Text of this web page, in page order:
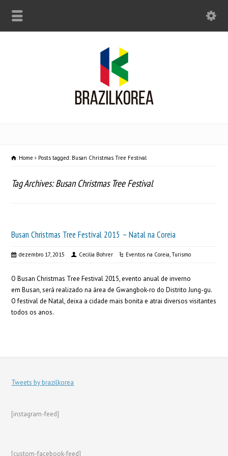
Home Posts tagged: Busan Christmas Tree Festival
Tag Archives: Busan Christmas Tree Festival
Busan Christmas Tree Festival 2015 – Natal na Coreia
dezembro 17, 2015 Cecilia Bohrer Eventos na Coreia,Turismo
O Busan Christmas Tree Festival 2015, evento anual de inverno
em Busan, será realizado na área de Gwangbok-ro do Distrito Jung-gu.
O festival de Natal, deixa a cidade mais bonita e atrai diversos visitantes
todos os anos.
Tweets by brazilkorea
[instagram-feed]
[custom-facebook-feed]